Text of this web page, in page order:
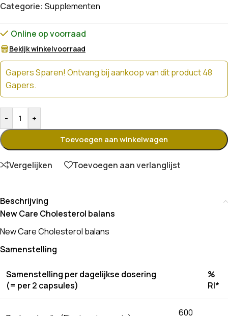
Categorie: Supplementen
Online op voorraad
Bekijk winkelvoorraad
Gapers Sparen! Ontvang bij aankoop van dit product 48
Gapers.
- +
Toevoegen aan winkelwagen
Vergelijken Toevoegen aan verlanglijst
Beschrijving
New Care Cholesterol balans
New Care Cholesterol balans
Samenstelling
Samenstelling per dagelijkse dosering
(= per 2 capsules)
%
RI*
600